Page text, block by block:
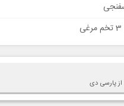
پارسی دی